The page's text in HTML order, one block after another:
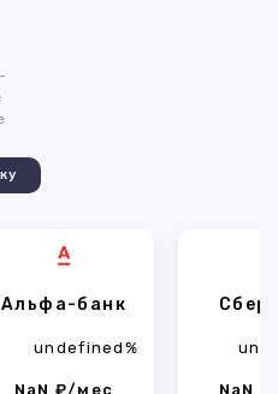
Альфа-банк
undefined%
NaN ₽/мес NaN